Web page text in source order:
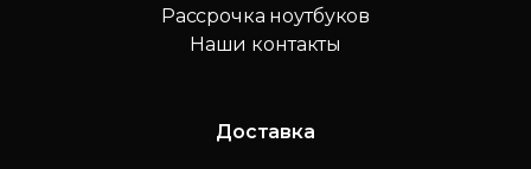
Рассрочка ноутбуков
Наши контакты
Доставка